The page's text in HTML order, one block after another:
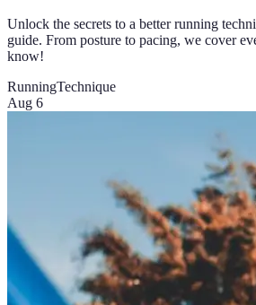
Unlock the secrets to a better running
guide. From posture to pacing, we cover
know!
RunningTechnique
Aug 6